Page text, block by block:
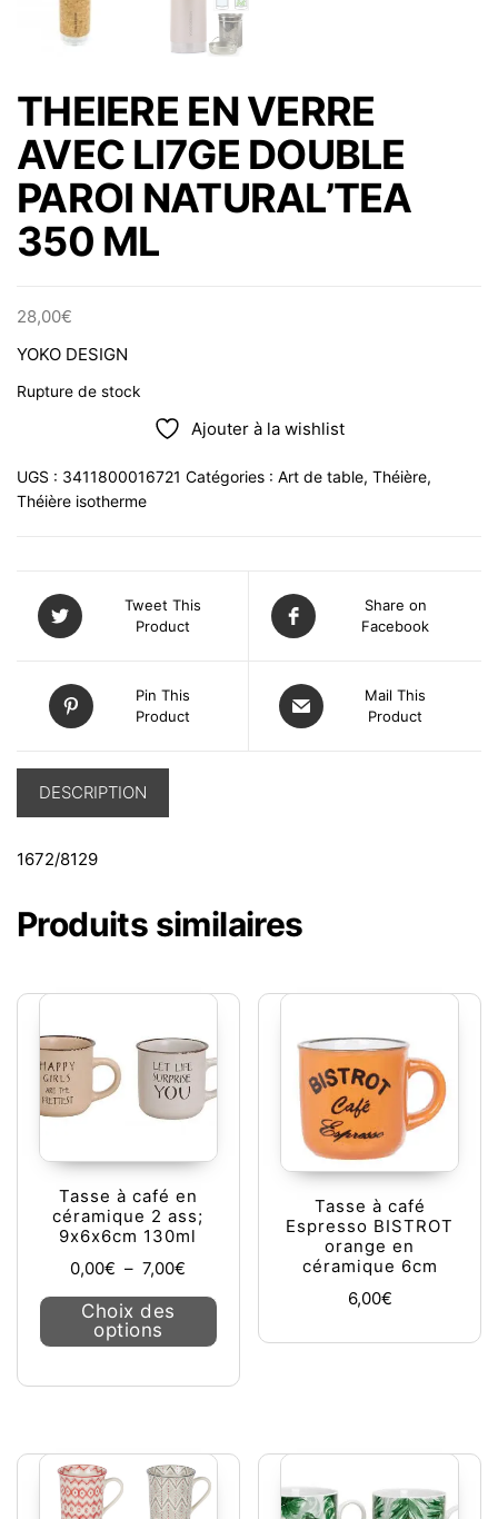
THEIERE EN VERRE
AVEC LI7GE DOUBLE
PAROI NATURAL’TEA
350 ML
28,00€
YOKO DESIGN
Rupture de stock
Ajouter à la wishlist
UGS : 3411800016721 Catégories : Art de table, Théière,
Théière isotherme
Tweet This
Product
Share on
Facebook
Pin This
Product
Mail This
Product
DESCRIPTION
1672/8129
Produits similaires
Tasse à café en
céramique 2 ass;
9x6x6cm 130ml
0,00€ – 7,00€ Plage de prix : 0,00€ à 7,00€
Choix des
options
Ce produit a plusieurs variations.
Tasse à café
Espresso BISTROT
orange en
céramique 6cm
6,00€